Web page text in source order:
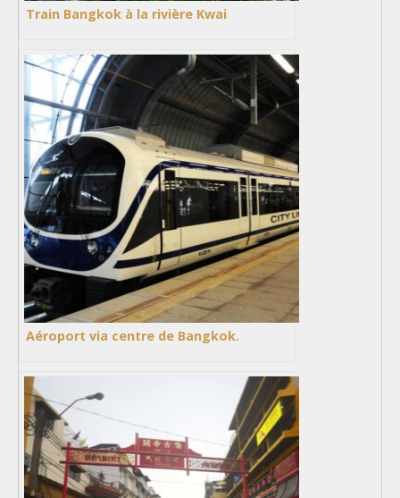
Train Bangkok à la rivière Kwai
Aéroport via centre de Bangkok.